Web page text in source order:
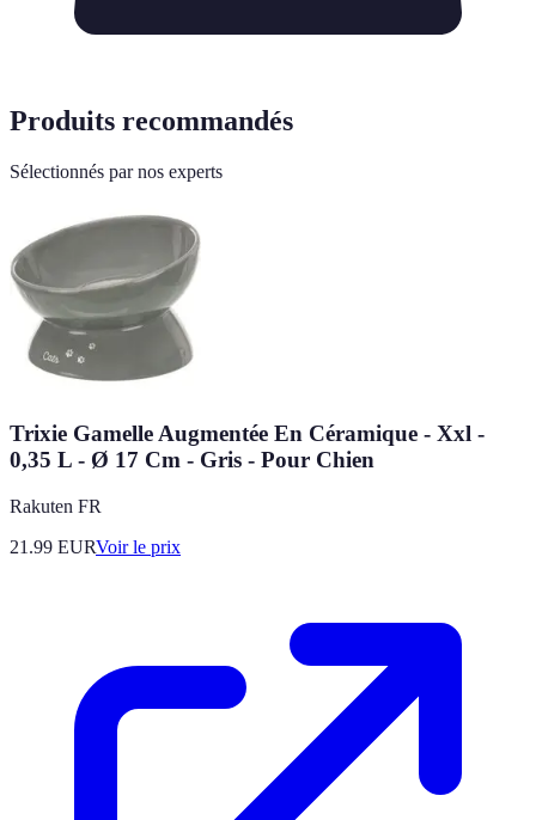
Produits recommandés
Sélectionnés par nos experts
Trixie Gamelle Augmentée En Céramique - Xxl -
0,35 L - Ø 17 Cm - Gris - Pour Chien
Rakuten FR
21.99 EURVoir le prix